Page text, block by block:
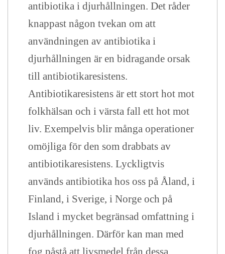
antibiotika i djurhållningen. Det råder
knappast någon tvekan om att
användningen av antibiotika i
djurhållningen är en bidragande orsak
till antibiotikaresistens.
Antibiotikaresistens är ett stort hot mot
folkhälsan och i värsta fall ett hot mot
liv. Exempelvis blir många operationer
omöjliga för den som drabbats av
antibiotikaresistens. Lyckligtvis
används antibiotika hos oss på Åland, i
Finland, i Sverige, i Norge och på
Island i mycket begränsad omfattning i
djurhållningen. Därför kan man med